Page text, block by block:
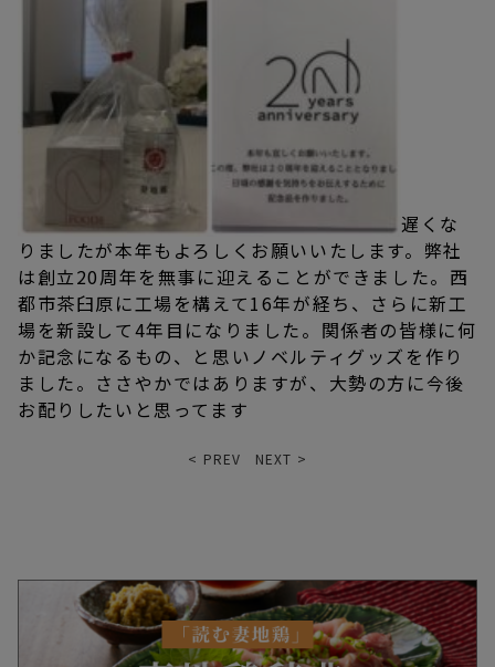
遅くな
りましたが本年もよろしくお願いいたします。弊社
は創立20周年を無事に迎えることができました。西
都市茶臼原に工場を構えて16年が経ち、さらに新工
場を新設して4年目になりました。関係者の皆様に何
か記念になるもの、と思いノベルティグッズを作り
ました。ささやかではありますが、大勢の方に今後
お配りしたいと思ってます
< PREV NEXT >